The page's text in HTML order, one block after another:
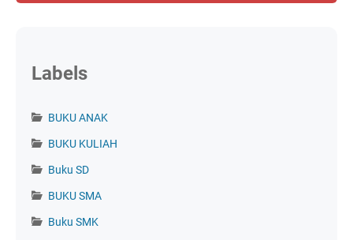
Labels
BUKU ANAK
BUKU KULIAH
Buku SD
BUKU SMA
Buku SMK